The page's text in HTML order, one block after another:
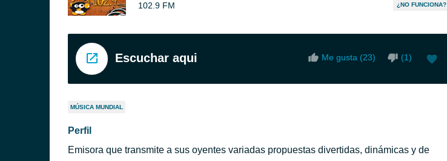
102.9 FM ¿NO FUNCIONA?
Escuchar aqui Me gusta (23) (1)
MÚSICA MUNDIAL
Perfil
Emisora que transmite a sus oyentes variadas propuestas divertidas, dinámicas y de